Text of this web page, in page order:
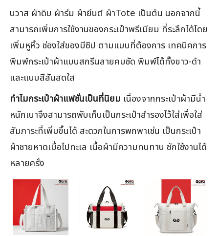
นวาส ผ้าดิบ ผ้าร่ม ผ้ายีนต์ ผ้าTote เป็นต้น นอกจากนี้
สามารถเพิ่มการใช้งานของกระเป๋าพรีเมียม ที่ระลึกได้โดย
เพิ่มหูหิ้ว ช่องใส่ของมีซิป ตามแบบที่ต้องการ เทคนิคการ
พิมพ์กระเป๋าผ้าแบบสกรีนลายคมชัด พิมพ์ได้ทั้งขาว-ดำ
และแบบสีสันสดใส
ทำไมกระเป๋าผ้าแฟชั่นเป็นที่นิยม เนื่องจากกระเป๋าผ้ามีน้ำ
หนักเบาจึงสามารถพับเก็บเป็นกระเป๋าสำรองไว้ใส่เพื่อใส่
สัมภาระที่เพิ่มขึ้นได้ สะดวกในการพกพาเช่น เป็นกระเป๋า
ผ้าชายหาดเมื่อไปทะเล เนื้อผ้ามีความทนทาน ซักใช้งานได้
หลายครั้ง